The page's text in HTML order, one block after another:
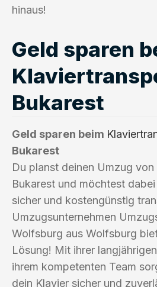
hinaus!
Geld sparen
Bukarest
Geld sparen beim
Bukarest
Du planst deinen Umzug
Bukarest und möchtest
sicher und kostengünstig
Umzugsunternehmen
Wolfsburg aus Wolfsburg
Lösung! Mit ihrer
ihrem kompetenten Team
dein Klavier sicher und